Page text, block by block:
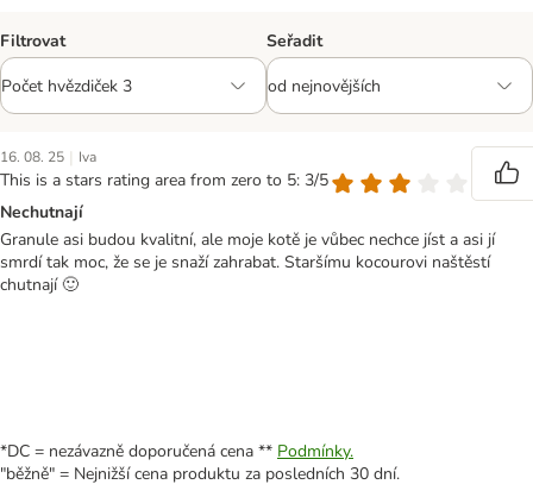
Filtrovat Seřadit
16. 08. 25 | Iva
This is a stars rating area from zero to 5: 3/5
Nechutnají
Granule asi budou kvalitní, ale moje kotě je vůbec nechce jíst a asi jí
smrdí tak moc, že se je snaží zahrabat. Staršímu kocourovi naštěstí
chutnají 🙂
*DC = nezávazně doporučená cena ** Podmínky.
"běžně" = Nejnižší cena produktu za posledních 30 dní.